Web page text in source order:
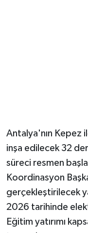
Antalya'nın Kepez
inşa edilecek 32
süreci resmen
Koordinasyon
gerçekleştirilecek
2026 tarihinde
Eğitim yatırımı